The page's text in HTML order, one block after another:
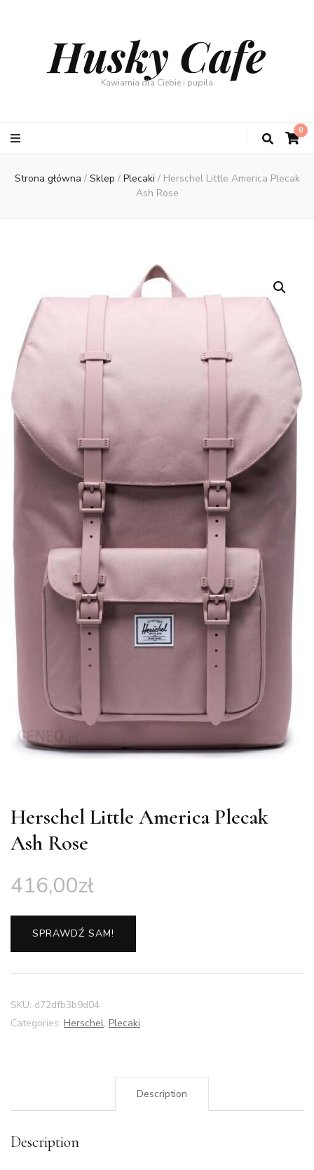
Husky Cafe
Kawiarnia dla Ciebie i pupila
0
Strona główna / Sklep / Plecaki / Herschel Little America Plecak
Ash Rose
Herschel Little America Plecak
Ash Rose
416,00zł
SPRAWDŹ SAM!
SKU: d72dfb3b9d04
Categories: Herschel, Plecaki
Description
Description